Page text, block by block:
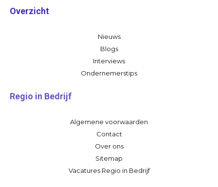
Overzicht
Nieuws
Blogs
Interviews
Ondernemerstips
Regio in Bedrijf
Algemene voorwaarden
Contact
Over ons
Sitemap
Vacatures Regio in Bedrijf